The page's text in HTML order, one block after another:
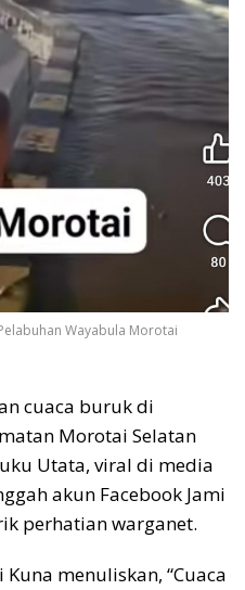
Wayabula Morotai
cuaca buruk di
Morotai Selatan
Utata, viral di media
akun Facebook Jami
perhatian warganet.
menuliskan, “Cuaca